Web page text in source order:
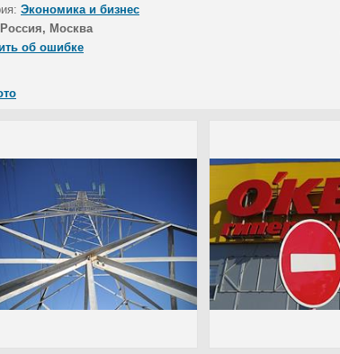
Экономика и бизнес
Россия, Москва
об ошибке